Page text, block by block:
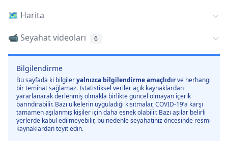
🗺️ Harita
📹 Seyahat videoları
6
Bilgilendirme
Bu sayfada ki bilgileryalnızca bilgilendirme amaçlıdırve herhangi
bir teminat sağlamaz. İstatistiksel veriler açık kaynaklardan
yararlanarak derlenmiş olmakla birlikte güncel olmayan içerik
barındırabilir. Bazı ülkelerin uyguladığı kısıtmalar, COVID-19’a karşı
tamamen aşılanmış kişiler için daha esnek olabilir. Bazı aşılar belirli
yerlerde kabul edilmeyebilir, bu nedenle seyahatiniz öncesinde resmi
kaynaklardan teyit edin.